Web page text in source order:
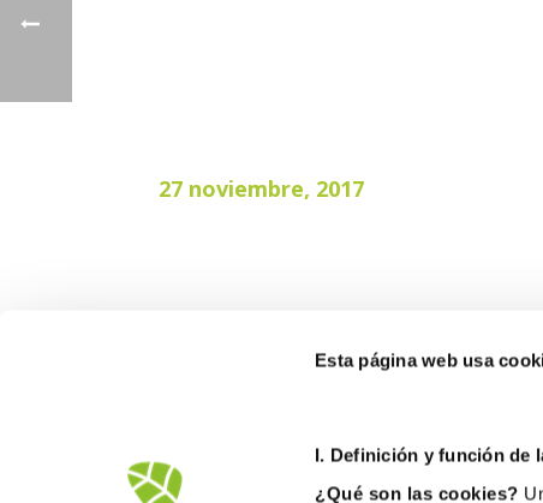
Esta página web usa
I. Definición y función de
¿Qué son las cookies?
27 noviembre, 2017